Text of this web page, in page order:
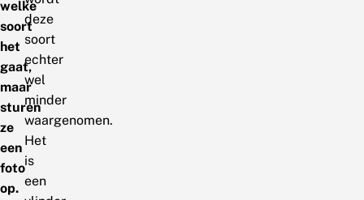
welke
soort
het
gaat,
maar
sturen
ze
een
foto
op.
deze
soort
echter
wel
minder
waargenomen.
Het
is
een